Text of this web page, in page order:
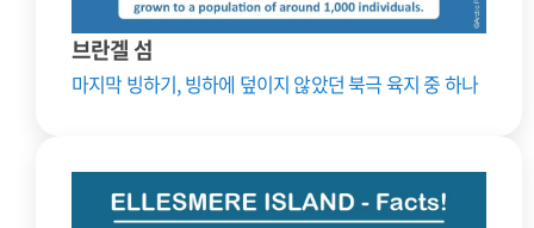
브란겔 섬
마지막 빙하기, 빙하에 덮이지 않았던 북극 육지 중 하나